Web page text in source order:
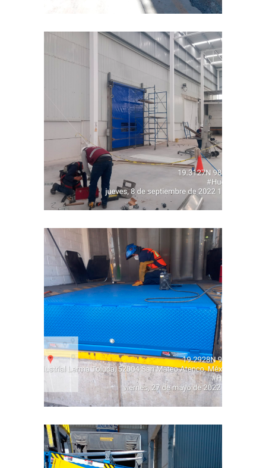
INDUSTRIAL INDUSTRIAL
Anden 3
INDUSTRIAL INDUSTRIAL
Anden 2